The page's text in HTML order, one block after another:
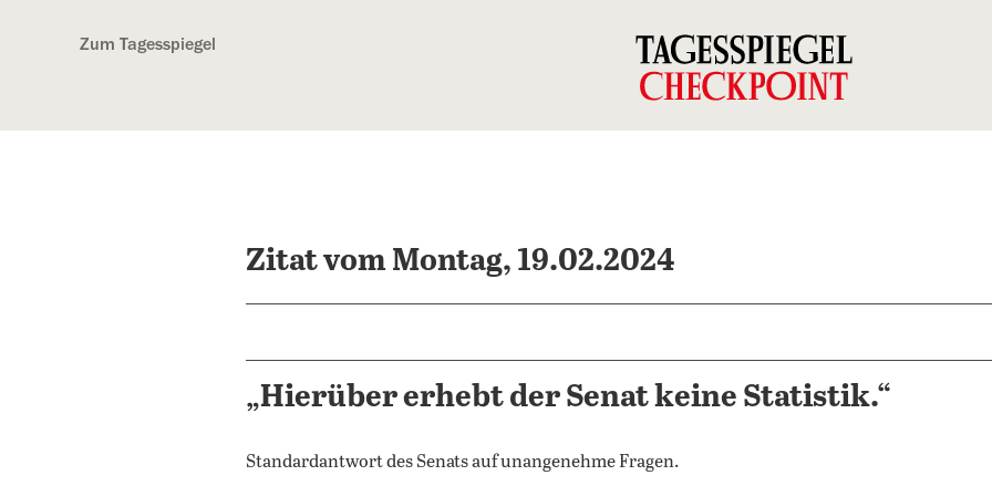
Zum Tagesspiegel
Zitat vom Montag, 19.02.2024
„Hierüber erhebt der Senat keine Statistik.“
Standardantwort des Senats auf unangenehme Fragen.